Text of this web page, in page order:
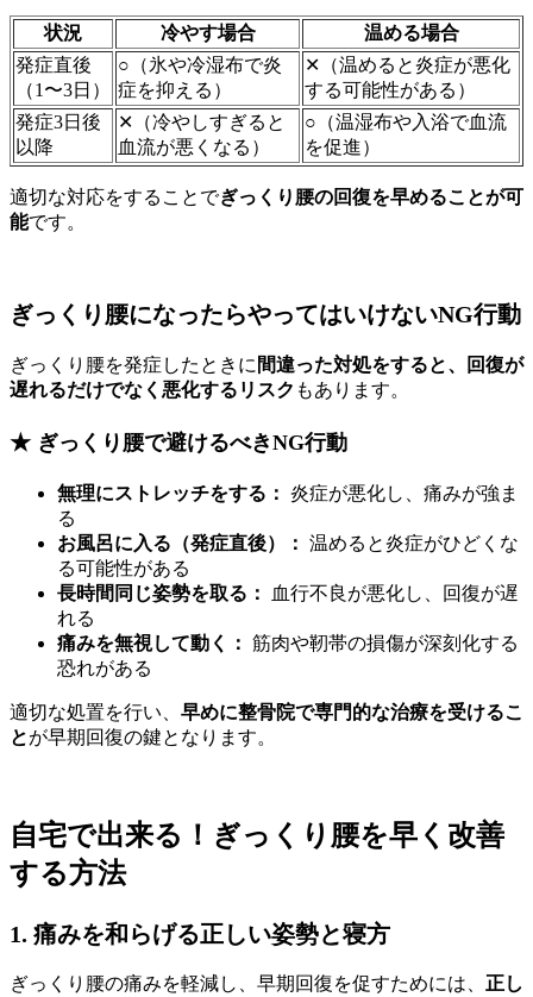
状況 冷やす場合
温める場合
発症直後
（1〜3日）
○（氷や冷湿布で炎
症を抑える）
✕（温めると炎症が悪化
する可能性がある）
発症3日後
以降
✕（冷やしすぎると
血流が悪くなる）
○（温湿布や入浴で血流
を促進）
適切な対応をすることでぎっくり腰の回復を早めることが可
能です。
ぎっくり腰になったらやってはいけないNG行動
ぎっくり腰を発症したときに 間違った対処をすると、回復が
遅れるだけでなく悪化するリスク もあります。
★ ぎっくり腰で避けるべきNG行動
無理にストレッチをする： 炎症が悪化し、痛みが強ま
る
お風呂に入る（発症直後）： 温めると炎症がひどくな
る可能性がある
長時間同じ姿勢を取る：
血行不良が悪化し、回復が遅
れる
痛みを無視して動く： 筋肉や靭帯の損傷が深刻化する
恐れがある
適切な処置を行い、 早めに整骨院で専門的な治療を受けるこ
とが早期回復の鍵となります。
自宅で出来る！ぎっくり腰を早く改善
する方法
1. 痛みを和らげる正しい姿勢と寝方
ぎっくり腰の痛みを軽減し、早期回復を促すためには、 正し